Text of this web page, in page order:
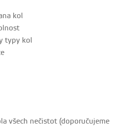
kol
typy kol
všech nečistot (doporučujeme